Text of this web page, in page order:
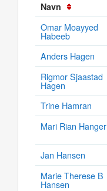
Navn
Omar Moayyed
Habeeb
Anders Hagen
Rigmor Sjaastad
Hagen
Trine Hamran
Mari Rian Hanger
Jan Hansen
Marie Therese B
Hansen